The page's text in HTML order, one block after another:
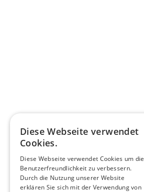
Diese Webseite verwendet
Cookies.
Diese Webseite verwendet Cookies um die
Benutzerfreundlichkeit zu verbessern.
Durch die Nutzung unserer Website
erklären Sie sich mit der Verwendung von